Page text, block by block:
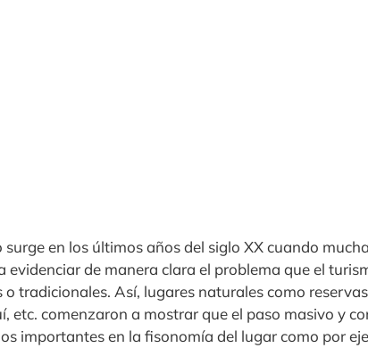
en los últimos años del siglo XX cuando
evidenciar de manera clara el problema que el
tradicionales. Así, lugares naturales como
etc. comenzaron a mostrar que el paso masivo y
importantes en la fisonomía del lugar como por